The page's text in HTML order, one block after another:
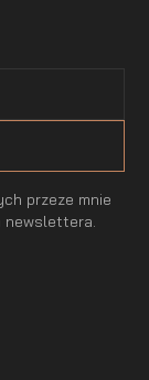
przeze mnie
newslettera.